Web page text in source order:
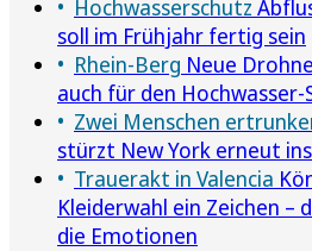
Hochwasserschutz
soll im Frühjahr fertig sein
Rhein-Berg Neue
auch für den Hochwasser-
Zwei Menschen
stürzt New York erneut
Trauerakt in Valencia
Kleiderwahl ein Zeichen –
die Emotionen